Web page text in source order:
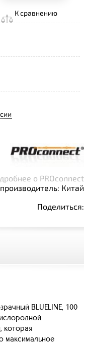
К сравнению
о PROconnect
Китай
Поделиться:
BLUELINE, 100
которая
максимальное